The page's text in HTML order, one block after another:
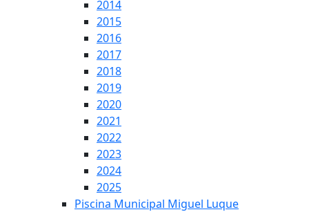
2014
2015
2016
2017
2018
2019
2020
2021
2022
2023
2024
2025
Piscina Municipal Miguel Luque